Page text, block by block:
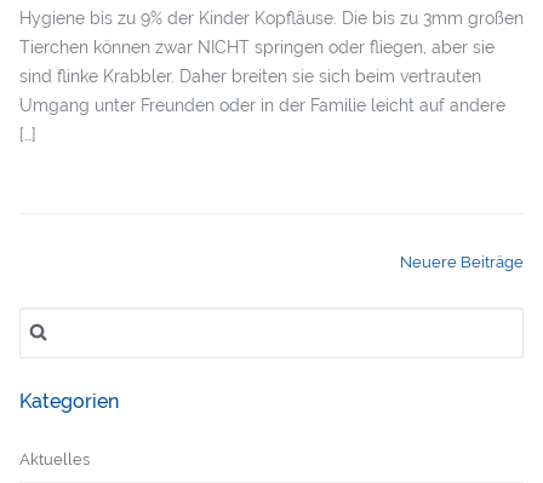
Hygiene bis zu 9% der Kinder Kopfläuse. Die bis zu 3mm großen
Tierchen können zwar NICHT springen oder fliegen, aber sie
sind flinke Krabbler. Daher breiten sie sich beim vertrauten
Umgang unter Freunden oder in der Familie leicht auf andere
[…]
Neuere Beiträge
nach:
Kategorien
Aktuelles